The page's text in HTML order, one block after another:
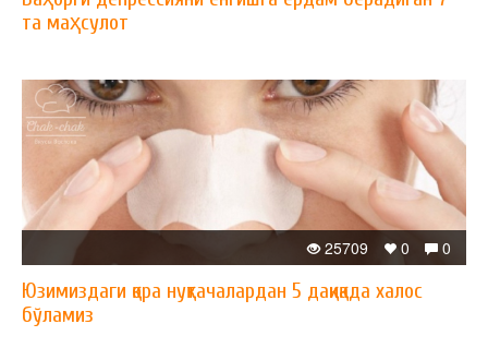
та маҳсулот
0
0
25709
Юзимиздаги қора нуқтачалардан 5 дақиқада халос
бўламиз